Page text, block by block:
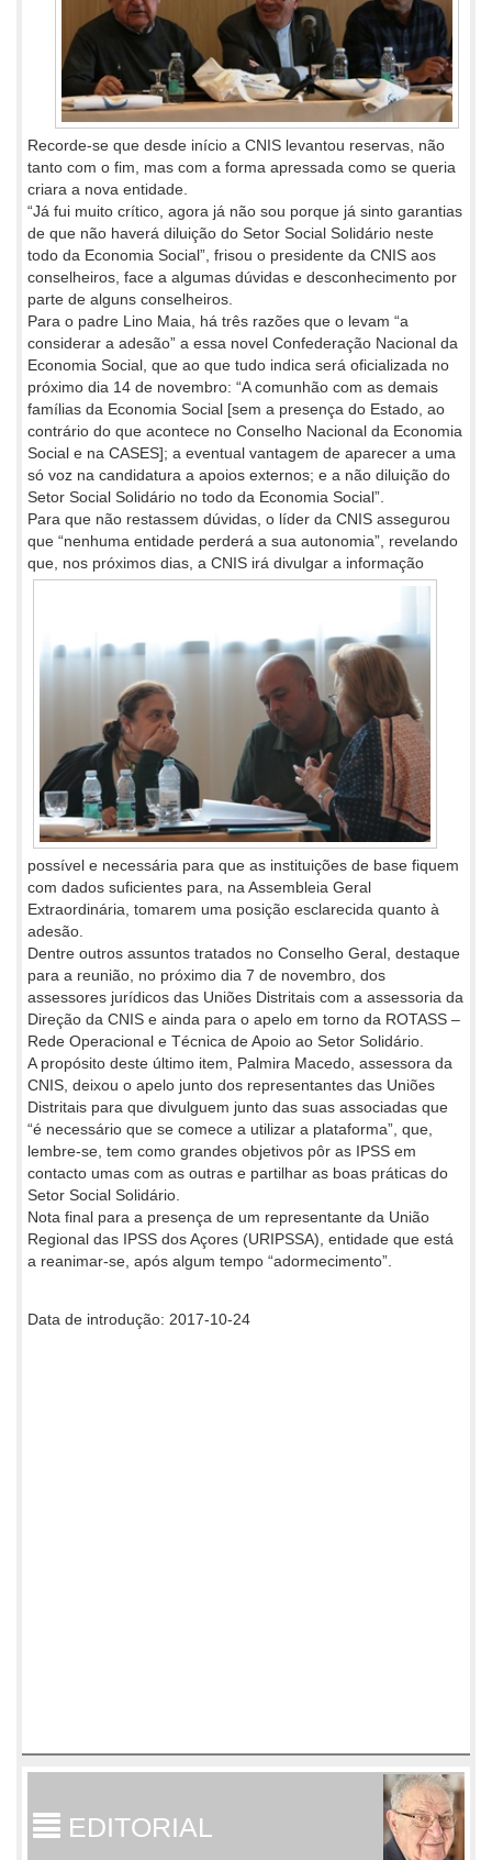
Recorde-se que desde início a CNIS levantou reservas, não
tanto com o fim, mas com a forma apressada como se queria
criara a nova entidade.
“Já fui muito crítico, agora já não sou porque já sinto garantias
de que não haverá diluição do Setor Social Solidário neste
todo da Economia Social”, frisou o presidente da CNIS aos
conselheiros, face a algumas dúvidas e desconhecimento por
parte de alguns conselheiros.
Para o padre Lino Maia, há três razões que o levam “a
considerar a adesão” a essa novel Confederação Nacional da
Economia Social, que ao que tudo indica será oficializada no
próximo dia 14 de novembro: “A comunhão com as demais
famílias da Economia Social [sem a presença do Estado, ao
contrário do que acontece no Conselho Nacional da Economia
Social e na CASES]; a eventual vantagem de aparecer a uma
só voz na candidatura a apoios externos; e a não diluição do
Setor Social Solidário no todo da Economia Social”.
Para que não restassem dúvidas, o líder da CNIS assegurou
que “nenhuma entidade perderá a sua autonomia”, revelando
que, nos próximos dias, a CNIS irá divulgar a informação
possível e necessária para que as instituições de base fiquem
com dados suficientes para, na Assembleia Geral
Extraordinária, tomarem uma posição esclarecida quanto à
adesão.
Dentre outros assuntos tratados no Conselho Geral, destaque
para a reunião, no próximo dia 7 de novembro, dos
assessores jurídicos das Uniões Distritais com a assessoria da
Direção da CNIS e ainda para o apelo em torno da ROTASS –
Rede Operacional e Técnica de Apoio ao Setor Solidário.
A propósito deste último item, Palmira Macedo, assessora da
CNIS, deixou o apelo junto dos representantes das Uniões
Distritais para que divulguem junto das suas associadas que
“é necessário que se comece a utilizar a plataforma”, que,
lembre-se, tem como grandes objetivos pôr as IPSS em
contacto umas com as outras e partilhar as boas práticas do
Setor Social Solidário.
Nota final para a presença de um representante da União
Regional das IPSS dos Açores (URIPSSA), entidade que está
a reanimar-se, após algum tempo “adormecimento”.
Data de introdução: 2017-10-24
EDITORIAL